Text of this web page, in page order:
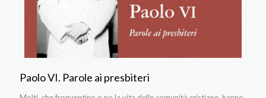
Paolo VI. Parole ai presbiteri